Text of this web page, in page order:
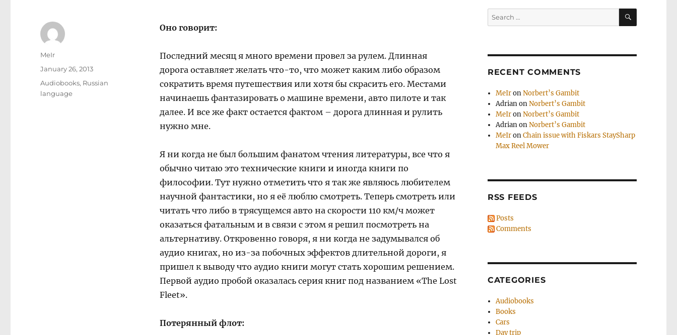
Оно говорит:
Последний месяц я много времени провел за рулем. Длинная
дорога оставляет желать что-то, что может каким либо образом
сократить время путешествия или хотя бы скрасить его. Местами
начинаешь фантазировать о машине времени, авто пилоте и так
далее. И все же факт остается фактом – дорога длинная и рулить
нужно мне.
Я ни когда не был большим фанатом чтения литературы, все что я
обычно читаю это технические книги и иногда книги по
философии. Тут нужно отметить что я так же являюсь любителем
научной фантастики, но я её люблю смотреть. Теперь смотреть или
читать что либо в трясущемся авто на скорости 110 км/ч может
оказаться фатальным и в связи с этом я решил посмотреть на
альтернативу. Откровенно говоря, я ни когда не задумывался об
аудио книгах, но из-за побочных эффектов длительной дороги, я
пришел к выводу что аудио книги могут стать хорошим решением.
Первой аудио пробой оказалась серия книг под названием «The Lost
Fleet».
Потерянный флот:
Author
MeIr
Posted
January 26, 2013
Categories
Audiobooks, Russian
language
Search
for:
SEARCH
RECENT COMMENTS
MeIronNorbert’s Gambit
AdrianonNorbert’s Gambit
MeIronNorbert’s Gambit
AdrianonNorbert’s Gambit
MeIronChain issue with Fiskars StaySharp
Max Reel Mower
RSS FEEDS
Posts
Comments
CATEGORIES
Audiobooks
Books
Cars
Day trip